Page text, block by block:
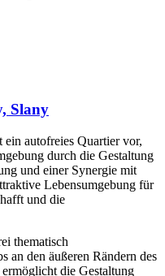
Slany
ein autofreies Quartier vor,
durch die Gestaltung
und einer Synergie mit
Lebensumgebung für
und die
thematisch
an den äußeren Rändern des
die Gestaltung